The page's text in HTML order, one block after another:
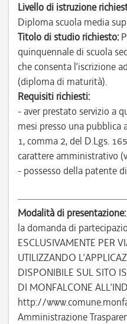
Livello di istruzione
Diploma scuola media
Titolo di studio richiesto:
quinquennale di scuola
che consenta l’iscrizione
(diploma di maturità).
Requisiti richiesti:
- aver prestato servizio a
mesi presso una pubblica
1, comma 2, del D.Lgs.
carattere amministrativo
- possesso della patente
Modalità di presentazione:
la domanda di
ESCLUSIVAMENTE PER
UTILIZZANDO
DISPONIBILE SUL SITO
DI MONFALCONE
http://
Amministrazione